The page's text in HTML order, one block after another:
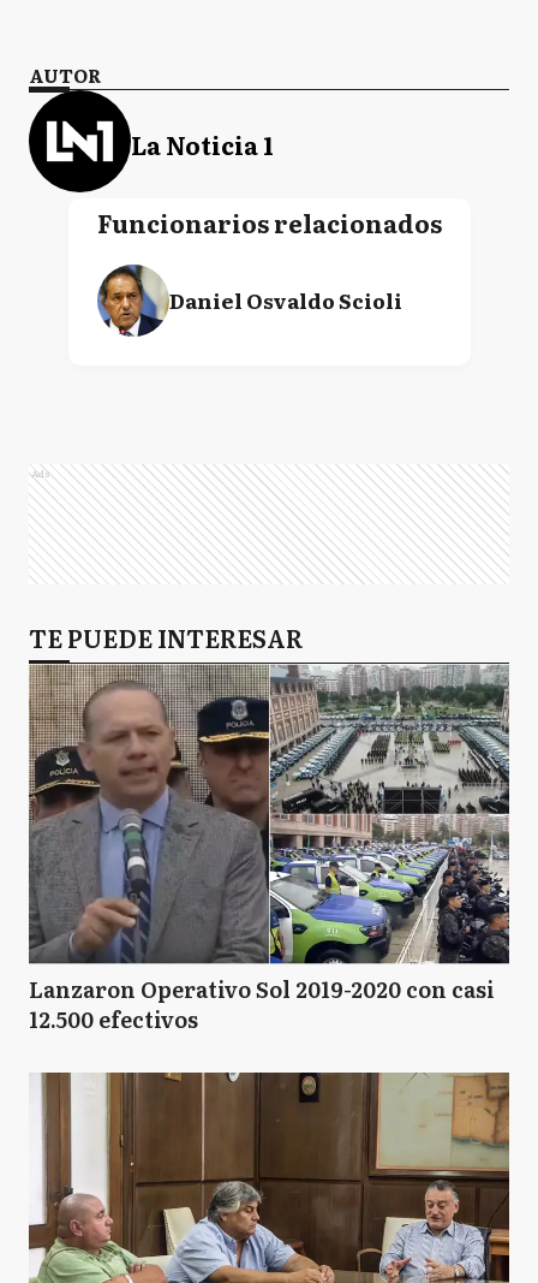
AUTOR
La Noticia 1
Funcionarios relacionados
Daniel Osvaldo Scioli
Ads
TE PUEDE INTERESAR
Lanzaron Operativo Sol 2019-2020 con casi
12.500 efectivos